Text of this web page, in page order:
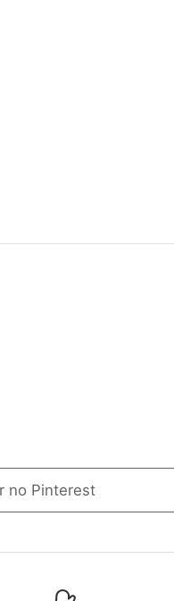
no Pinterest